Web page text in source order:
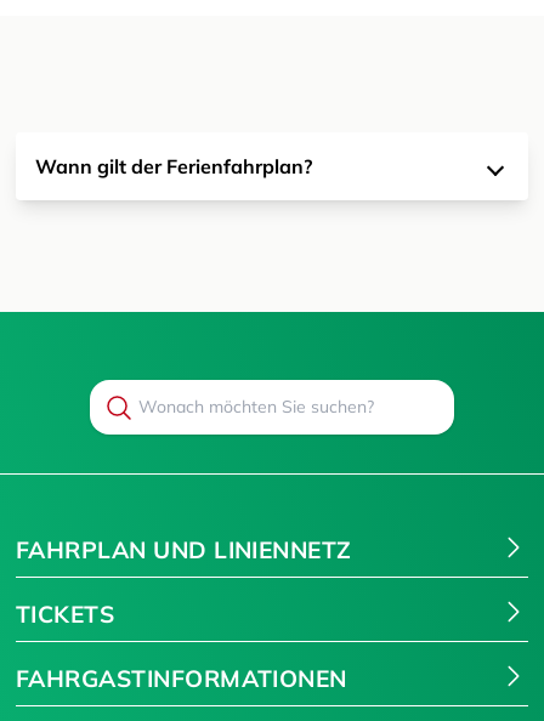
Wann gilt der Ferienfahrplan?
Search
FAHRPLAN UND LINIENNETZ
TICKETS
FAHRGASTINFORMATIONEN